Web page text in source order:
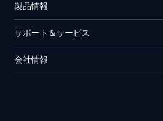
製品情報
サポート＆サービス
会社情報